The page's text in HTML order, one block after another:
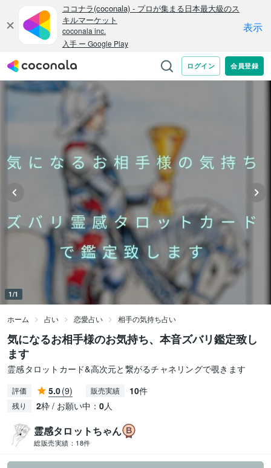
1/1
ホーム 占い 恋愛占い 相手の気持ち占い
気になるお相手様のお気持ち、本音ズバリ鑑定致し
ます
霊感タロットカード&高次元と繋がるチャネリングで覗きます
評価 5.0(9) 販売実績 10件
残り 2枠 / お願い中： 0人
霊感タロットちゃん
総販売実績： 18件